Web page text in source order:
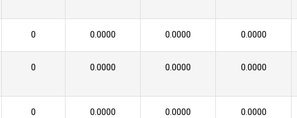
0 0.0000 0.0000 0.0000
0 0.0000 0.0000 0.0000
0 0.0000 0.0000 0.0000